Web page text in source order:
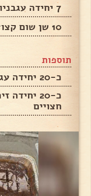
7 יחידה עגבניות טריות
10 שן שום קצוץ
תוספות
כ-20 יחידה עגבניות שרי חצויות
כ-20
חצויים